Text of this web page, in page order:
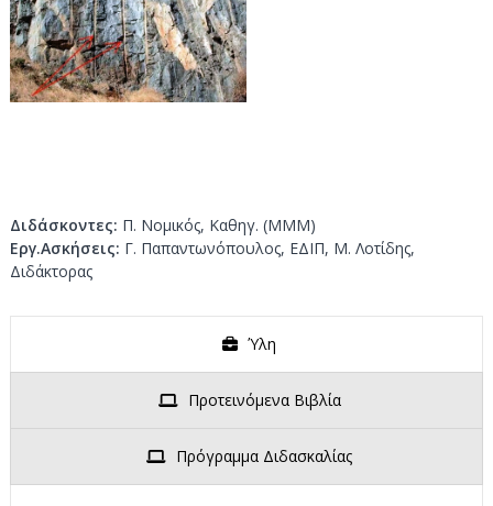
κ
α
ι
Κ
α
κ
ε
υ
Υ
ο
ω
Διδάσκοντες: Π. Νομικός, Καθηγ. (ΜΜΜ)
Εργ.Ασκήσεις: Γ. Παπαντωνόπουλος, ΕΔΙΠ, Μ. Λοτίδης,
Διδάκτορας
Ύλη
Προτεινόμενα Βιβλία
Πρόγραμμα Διδασκαλίας